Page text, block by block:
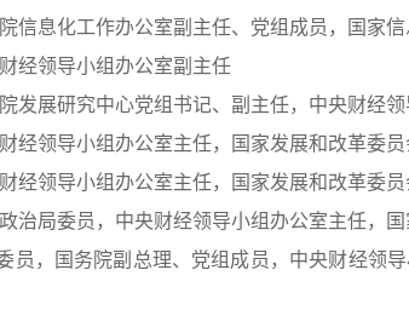
息化工作办公室副主任、党组成员，国家信
领导小组办公室副主任
展研究中心党组书记、副主任，中央财经领
领导小组办公室主任，国家发展和改革委员
领导小组办公室主任，国家发展和改革委员
局委员，中央财经领导小组办公室主任，国
，国务院副总理、党组成员，中央财经领导